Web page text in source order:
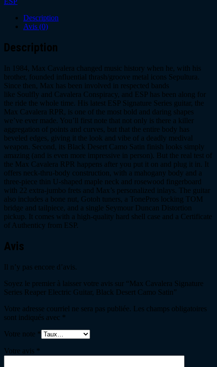
Description
Avis (0)
Description
In 1984, Max Cavalera changed music history when he, with his
brother, founded influential thrash/groove metal icons Sepultura.
Since then, Max has been involved in respected bands
like Soulfly and Cavalera Conspiracy, and ESP has been along for
the ride the whole time. His latest ESP Signature Series guitar, the
Max Cavalera RPR, is one of the most bold and daring shapes
we’ve ever made. You’ll first note that not only is there a killer
aggregation of points and curves, but that the entire body has
beveled edges, giving it the look and vibe of a deadly medival
weapon. Second, its Black Desert Camo Satin finish looks simply
amazing (and is even more impressive in person). But the real test of
the Max Cavalera RPR happens after you put it on and plug it in. It
offers neck-thru-body construction, with a mahogany body and a
three-piece thin U-shaped maple neck and rosewood fingerboard
with 22 extra-jumbo frets and Max’s personalized inlays. The guitar
also includes a bone nut, Gotoh tuners, a TonePros locking TOM
bridge and tailpiece, and a single Seymour Duncan Distortion
pickup. It comes with a high-quality hard shell case and a Certificate
of Authenticy from ESP.
Avis
Il n’y pas encore d’avis.
Soyez le premier à laisser votre avis sur “Max Cavalera Signature
Series Reaper Electric Guitar, Black Desert Camo Satin”
Votre adresse courriel ne sera pas publiée. Les champs obligatoires
sont indiqués avec *
Votre note *
Votre avis *